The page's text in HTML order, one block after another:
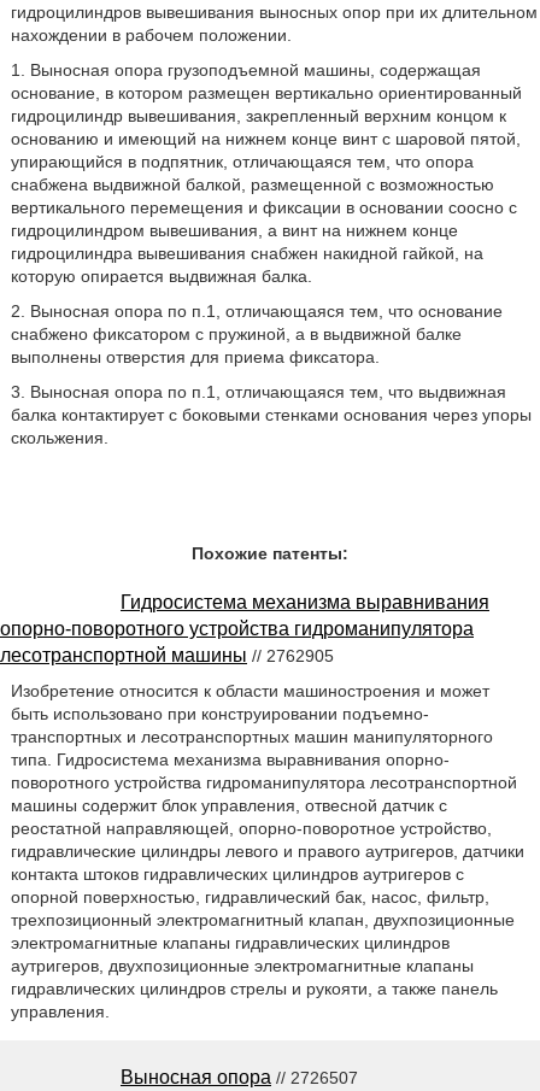
гидроцилиндров вывешивания выносных опор при их длительном
нахождении в рабочем положении.
1. Выносная опора грузоподъемной машины, содержащая
основание, в котором размещен вертикально ориентированный
гидроцилиндр вывешивания, закрепленный верхним концом к
основанию и имеющий на нижнем конце винт с шаровой пятой,
упирающийся в подпятник, отличающаяся тем, что опора
снабжена выдвижной балкой, размещенной с возможностью
вертикального перемещения и фиксации в основании соосно с
гидроцилиндром вывешивания, а винт на нижнем конце
гидроцилиндра вывешивания снабжен накидной гайкой, на
которую опирается выдвижная балка.
2. Выносная опора по п.1, отличающаяся тем, что основание
снабжено фиксатором с пружиной, а в выдвижной балке
выполнены отверстия для приема фиксатора.
3. Выносная опора по п.1, отличающаяся тем, что выдвижная
балка контактирует с боковыми стенками основания через упоры
скольжения.
Похожие патенты:
Гидросистема механизма выравнивания
опорно-поворотного устройства гидроманипулятора
лесотранспортной машины // 2762905
Изобретение относится к области машиностроения и может
быть использовано при конструировании подъемно-
транспортных и лесотранспортных машин манипуляторного
типа. Гидросистема механизма выравнивания опорно-
поворотного устройства гидроманипулятора лесотранспортной
машины содержит блок управления, отвесной датчик с
реостатной направляющей, опорно-поворотное устройство,
гидравлические цилиндры левого и правого аутригеров, датчики
контакта штоков гидравлических цилиндров аутригеров с
опорной поверхностью, гидравлический бак, насос, фильтр,
трехпозиционный электромагнитный клапан, двухпозиционные
электромагнитные клапаны гидравлических цилиндров
аутригеров, двухпозиционные электромагнитные клапаны
гидравлических цилиндров стрелы и рукояти, а также панель
управления.
Выносная опора // 2726507